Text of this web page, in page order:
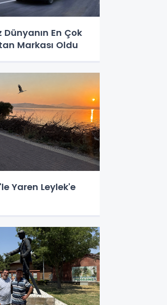
Dünyanın En Çok
Markası Oldu
Yaren Leylek'e